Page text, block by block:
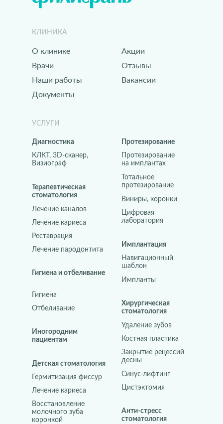
Вакансии
Документы
Отзывы
Акции
Наши работы
Врачи
О клинике
КЛИНИКА
Реставрация
Лечение пародонтита
Лечение кариеса
Лечение каналов
Терапевтическая
стоматология
Отбеливание
Гигиена
Гигиена и отбеливание
Иногородним
пациентам
КЛКТ, 3D-сканер,
Визиограф
Диагностика
УСЛУГИ
Восстановление
молочного зуба
коронкой
Лечение кариеса
Гермитизация фиссур
Детская стоматология
Тотальное
протезирование
Виниры, коронки
Цифровая
лаборатория
Протезирование
на имплантах
Протезирование
Импланты
Навигационный
шаблон
Имплантация
Закрытие рецессий
десны
Синус-лифтинг
Цистэктомия
Костная пластика
Удаление зубов
Хирургическая
стоматология
Анти-стресс
стоматология